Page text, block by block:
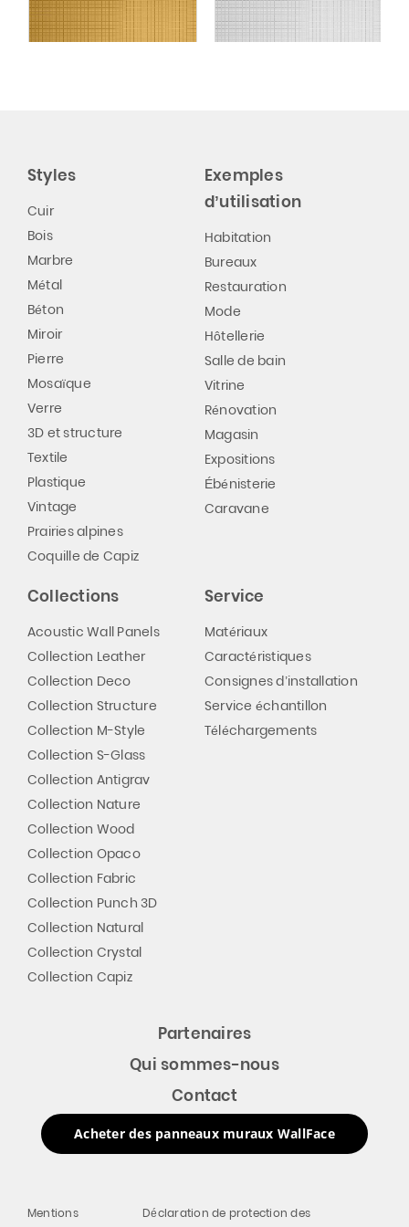
flexible argent
Styles
Cuir
Bois
Marbre
Métal
Béton
Miroir
Pierre
Mosaïque
Verre
3D et structure
Textile
Plastique
Vintage
Prairies alpines
Coquille de Capiz
Exemples
d’utilisation
Habitation
Bureaux
Restauration
Mode
Hôtellerie
Salle de bain
Vitrine
Rénovation
Magasin
Expositions
Ébénisterie
Caravane
Collections
Acoustic Wall Panels
Collection Leather
Collection Deco
Collection Structure
Collection M-Style
Collection S-Glass
Collection Antigrav
Collection Nature
Collection Wood
Collection Opaco
Collection Fabric
Collection Punch 3D
Collection Natural
Collection Crystal
Collection Capiz
Service
Matériaux
Caractéristiques
Consignes d’installation
Service échantillon
Téléchargements
Partenaires
Qui sommes-nous
Contact
Acheter des panneaux muraux WallFace
Mentions Déclaration de protection des